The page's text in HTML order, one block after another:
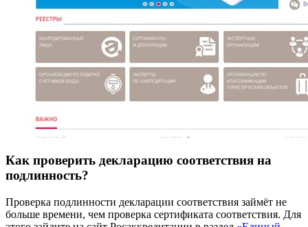
Как проверить декларацию соответствия на
подлинность?
Проверка подлинности декларации соответствия займёт не
больше времени, чем проверка сертификата соответствия. Для